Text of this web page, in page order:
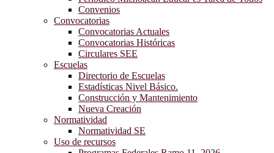
Convenios
Convocatorias
Convocatorias Actuales
Convocatorias Históricas
Circulares SEE
Escuelas
Directorio de Escuelas
Estadísticas Nivel Básico.
Construcción y Mantenimiento
Nueva Creación
Normatividad
Normatividad SE
Uso de recursos